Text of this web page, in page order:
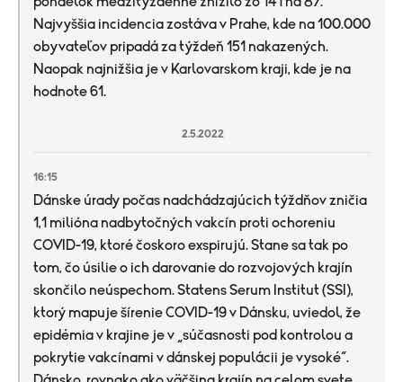
Najvyššia incidencia zostáva v Prahe, kde na 100.000
obyvateľov pripadá za týždeň 151 nakazených.
Naopak najnižšia je v Karlovarskom kraji, kde je na
hodnote 61.
2.5.2022
16:15
Dánske úrady počas nadchádzajúcich týždňov zničia
1,1 milióna nadbytočných vakcín proti ochoreniu
COVID-19, ktoré čoskoro exspirujú. Stane sa tak po
tom, čo úsilie o ich darovanie do rozvojových krajín
skončilo neúspechom. Statens Serum Institut (SSI),
ktorý mapuje šírenie COVID-19 v Dánsku, uviedol, že
epidémia v krajine je v „súčasnosti pod kontrolou a
pokrytie vakcínami v dánskej populácii je vysoké“.